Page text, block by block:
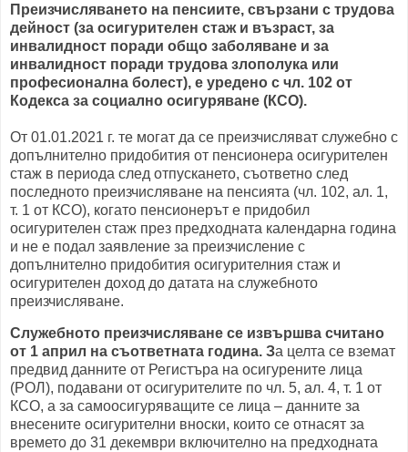
Преизчисляването на пенсиите, свързани с трудова
дейност (за осигурителен стаж и възраст, за
инвалидност поради общо заболяване и за
инвалидност поради трудова злополука или
професионална болест), е уредено с чл. 102 от
Кодекса за социално осигуряване (КСО).
От 01.01.2021 г. те могат да се преизчисляват служебно с
допълнително придобития от пенсионера осигурителен
стаж в периода след отпускането, съответно след
последното преизчисляване на пенсията (чл. 102, ал. 1,
т. 1 от КСО), когато пенсионерът е придобил
осигурителен стаж през предходната календарна година
и не е подал заявление за преизчисление с
допълнително придобития осигурителния стаж и
осигурителен доход до датата на служебното
преизчисляване.
Служебното преизчисляване се извършва считано
от 1 април на съответната година. За целта се вземат
предвид данните от Регистъра на осигурените лица
(РОЛ), подавани от осигурителите по чл. 5, ал. 4, т. 1 от
КСО, а за самоосигуряващите се лица – данните за
внесените осигурителни вноски, които се отнасят за
времето до 31 декември включително на предходната